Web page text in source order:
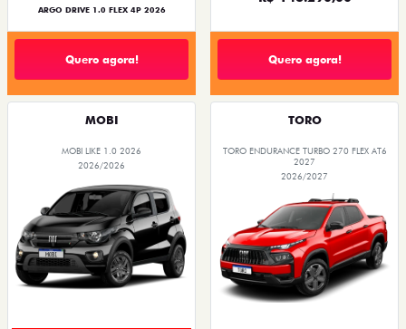
ARGO DRIVE 1.0 FLEX 4P 2026
Quero agora! Quero agora!
MOBI
MOBI LIKE 1.0 2026
2026/2026
TORO
TORO ENDURANCE TURBO 270 FLEX AT6
2027
2026/2027